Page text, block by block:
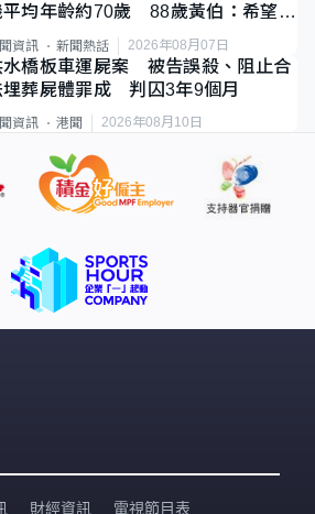
平均年齡約70歲 88歲黃伯：希望一
揸落去
資訊 新聞熱話 2026年08月07日
水橋板車運屍案 被告誤殺、阻止合
埋葬屍體罪成 判囚3年9個月
資訊 港聞 2026年08月10日
財經資訊 電視節目表